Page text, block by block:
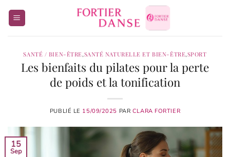
SANTÉ / BIEN-ÊTRE,SANTÉ NATURELLE ET BIEN-ÊTRE,SPORT
Les bienfaits du pilates pour la perte
de poids et la tonification
PUBLIÉ LE 15/09/2025 PAR CLARA FORTIER
15
Sep